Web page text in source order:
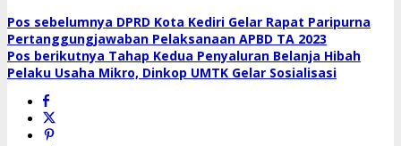
Pos sebelumnya DPRD Kota Kediri Gelar Rapat Paripurna
Pertanggungjawaban Pelaksanaan APBD TA 2023
Pos berikutnya Tahap Kedua Penyaluran Belanja Hibah
Pelaku Usaha Mikro, Dinkop UMTK Gelar Sosialisasi